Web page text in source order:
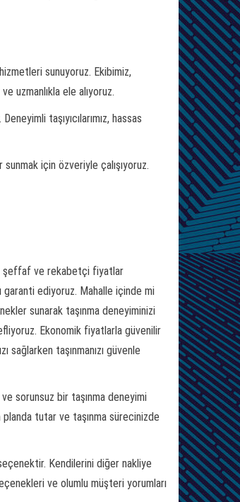
sunuyoruz. Ekibimiz,
uzmanlıkla ele alıyoruz.
taşıyıcılarımız, hassas
sunmak için özveriyle çalışıyoruz.
şeffaf ve rekabetçi fiyatlar
garanti ediyoruz. Mahalle içinde mi
sunarak taşınma deneyiminizi
Ekonomik fiyatlarla güvenilir
sağlarken taşınmanızı güvenle
sorunsuz bir taşınma deneyimi
tutar ve taşınma sürecinizde
Kendilerini diğer nakliye
ve olumlu müşteri yorumları